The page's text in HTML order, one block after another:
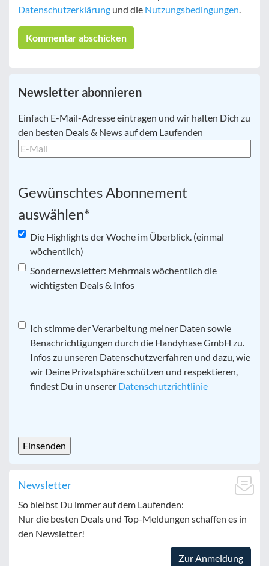
Datenschutzerklärung und die Nutzungsbedingungen.
Newsletter abonnieren
E-
Mail *
Einfach E-Mail-Adresse eintragen und wir halten Dich zu
den besten Deals & News auf dem Laufenden
Gewünschtes Abonnement
auswählen*
Die Highlights der Woche im Überblick. (einmal
wöchentlich)
Sondernewsletter: Mehrmals wöchentlich die
wichtigsten Deals & Infos
Datenschutz*
Ich stimme der Verarbeitung meiner Daten sowie
Benachrichtigungen durch die Handyhase GmbH zu.
Infos zu unseren Datenschutzverfahren und dazu, wie
wir Deine Privatsphäre schützen und respektieren,
findest Du in unserer Datenschutzrichtlinie
Newsletter
So bleibst Du immer auf dem Laufenden:
Nur die besten Deals und Top-Meldungen schaffen es in
den Newsletter!
Zur Anmeldung